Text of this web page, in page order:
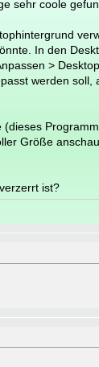
sehr coole
In den
>
werden soll,
Größe
ist?